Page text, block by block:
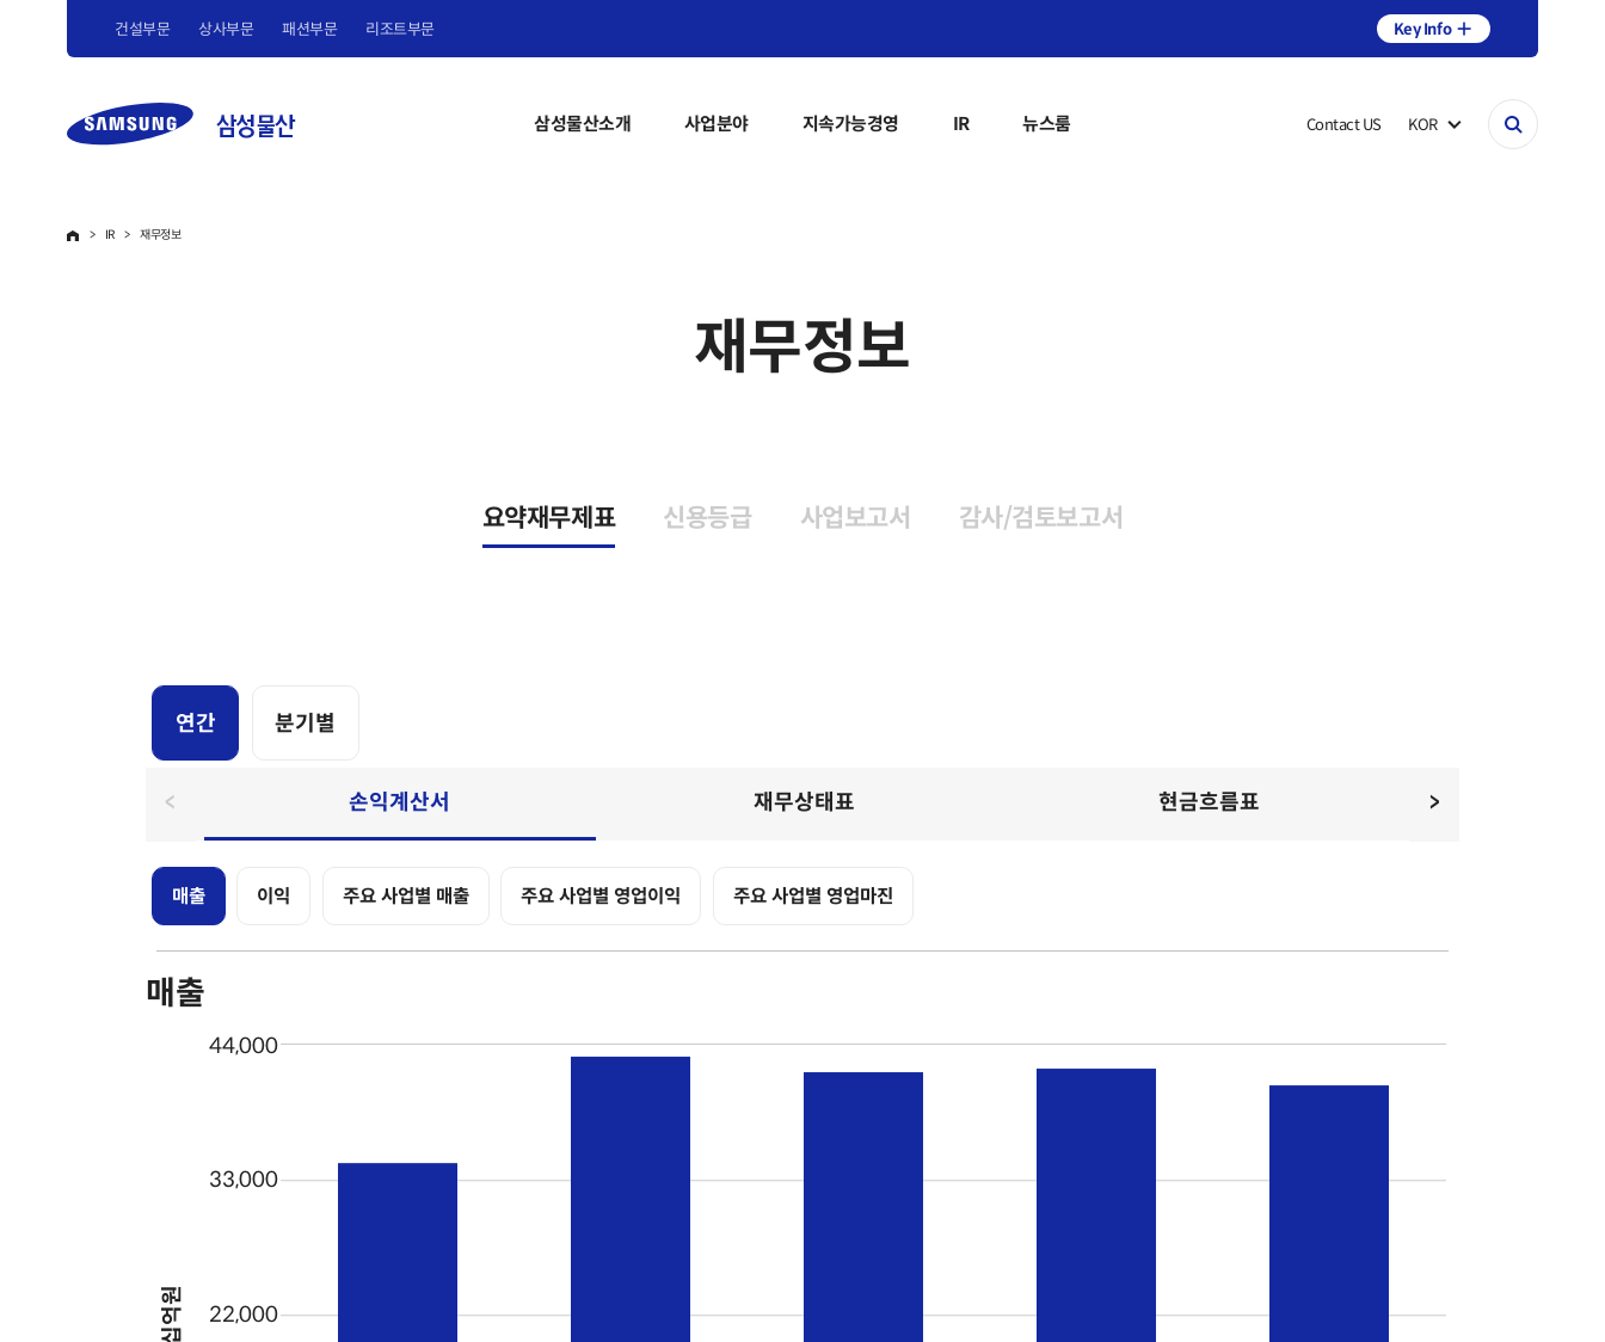
건설부문 상사부문 패션부문 리조트부문 Key Info
삼성물산소개 사업분야 지속가능경영 IR 뉴스룸 Contact US KOR
IR 재무정보
재무정보
요약재무제표 신용등급 사업보고서 감사/검토보고서